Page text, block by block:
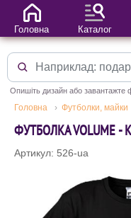
Опишіть дизайн або завантажте
Головна Футболки, майки
ФУТБОЛКА VOLUME -
Артикул: 526-ua
Головна Каталог